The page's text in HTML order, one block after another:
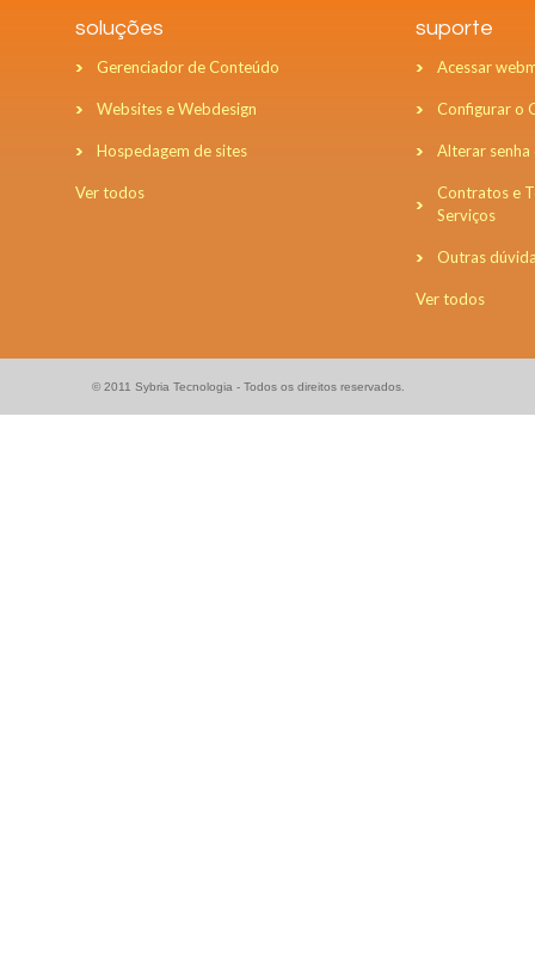
soluções
Gerenciador de Conteúdo
Websites e Webdesign
Hospedagem de sites
Ver todos
suporte
Acessar
Configurar o
Alterar senha
Contratos e
Serviços
Outras
Ver todos
© 2011 Sybria Tecnologia - Todos os direitos reservados.